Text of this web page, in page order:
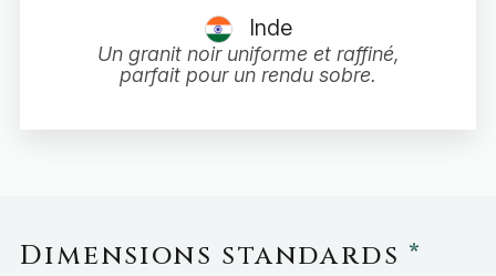
Inde
Un granit noir uniforme et raffiné,
parfait pour un rendu sobre.
Dimensions standards *